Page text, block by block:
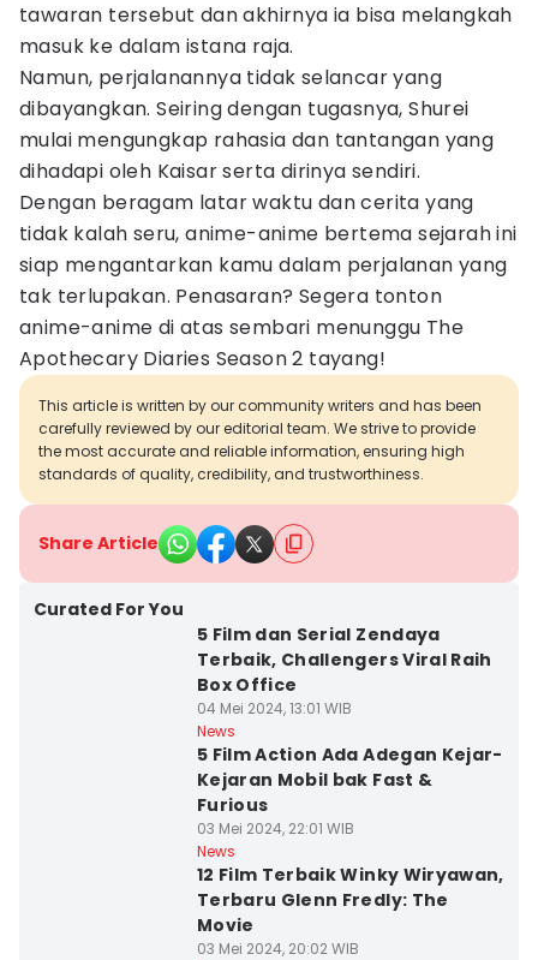
tawaran tersebut dan akhirnya ia bisa melangkah
masuk ke dalam istana raja.
Namun, perjalanannya tidak selancar yang
dibayangkan. Seiring dengan tugasnya, Shurei
mulai mengungkap rahasia dan tantangan yang
dihadapi oleh Kaisar serta dirinya sendiri.
Dengan beragam latar waktu dan cerita yang
tidak kalah seru, anime-anime bertema sejarah ini
siap mengantarkan kamu dalam perjalanan yang
tak terlupakan. Penasaran? Segera tonton
anime-anime di atas sembari menunggu The
Apothecary Diaries Season 2 tayang!
This article is written by our community writers and has been
carefully reviewed by our editorial team. We strive to provide
the most accurate and reliable information, ensuring high
standards of quality, credibility, and trustworthiness.
Share Article
Curated For You
5 Film dan Serial Zendaya
Terbaik, Challengers Viral Raih
Box Office
04 Mei 2024, 13:01 WIB
News
5 Film Action Ada Adegan Kejar-
Kejaran Mobil bak Fast &
Furious
03 Mei 2024, 22:01 WIB
News
12 Film Terbaik Winky Wiryawan,
Terbaru Glenn Fredly: The
Movie
03 Mei 2024, 20:02 WIB